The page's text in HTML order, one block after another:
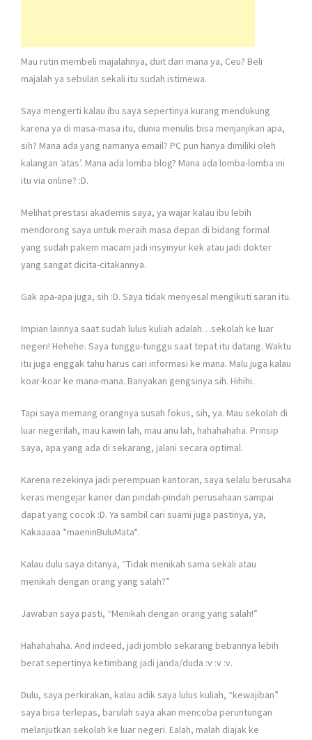
Mau rutin membeli majalahnya, duit dari mana ya, Ceu? Beli
majalah ya sebulan sekali itu sudah istimewa.
Saya mengerti kalau ibu saya sepertinya kurang mendukung
karena ya di masa-masa itu, dunia menulis bisa menjanjikan apa,
sih? Mana ada yang namanya email? PC pun hanya dimiliki oleh
kalangan ‘atas’. Mana ada lomba blog? Mana ada lomba-lomba ini
itu via online? :D.
Melihat prestasi akademis saya, ya wajar kalau ibu lebih
mendorong saya untuk meraih masa depan di bidang formal
yang sudah pakem macam jadi insyinyur kek atau jadi dokter
yang sangat dicita-citakannya.
Gak apa-apa juga, sih :D. Saya tidak menyesal mengikuti saran itu.
Impian lainnya saat sudah lulus kuliah adalah…sekolah ke luar
negeri! Hehehe. Saya tunggu-tunggu saat tepat itu datang. Waktu
itu juga enggak tahu harus cari informasi ke mana. Malu juga kalau
koar-koar ke mana-mana. Banyakan gengsinya sih. Hihihi.
Tapi saya memang orangnya susah fokus, sih, ya. Mau sekolah di
luar negerilah, mau kawin lah, mau anu lah, hahahahaha. Prinsip
saya, apa yang ada di sekarang, jalani secara optimal.
Karena rezekinya jadi perempuan kantoran, saya selalu berusaha
keras mengejar karier dan pindah-pindah perusahaan sampai
dapat yang cocok :D. Ya sambil cari suami juga pastinya, ya,
Kakaaaaa *maeninBuluMata*.
Kalau dulu saya ditanya, “Tidak menikah sama sekali atau
menikah dengan orang yang salah?”
Jawaban saya pasti, “Menikah dengan orang yang salah!”
Hahahahaha. And indeed, jadi jomblo sekarang bebannya lebih
berat sepertinya ketimbang jadi janda/duda :v :v :v.
Dulu, saya perkirakan, kalau adik saya lulus kuliah, “kewajiban”
saya bisa terlepas, barulah saya akan mencoba peruntungan
melanjutkan sekolah ke luar negeri. Ealah, malah diajak ke